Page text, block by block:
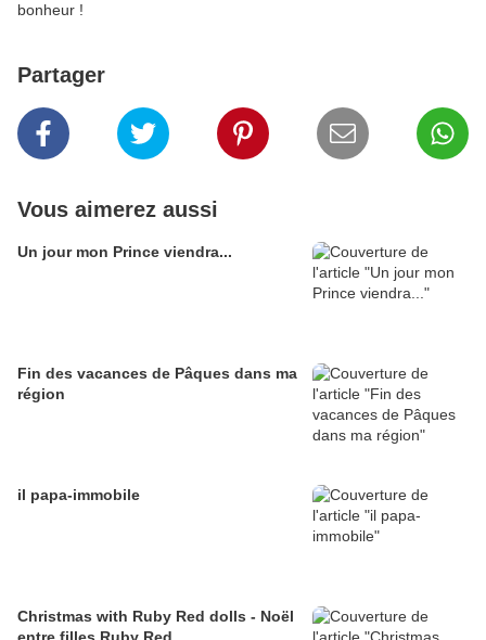
bonheur !
Partager
Vous aimerez aussi
Un jour mon Prince viendra...
Fin des vacances de Pâques dans ma
région
il papa-immobile
Christmas with Ruby Red dolls - Noël